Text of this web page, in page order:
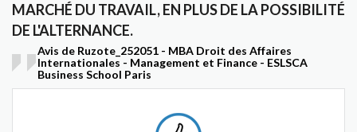
MARCHÉ DU TRAVAIL, EN PLUS DE LA POSSIBILITÉ
DE L'ALTERNANCE.
Avis de Ruzote_252051 - MBA Droit des Affaires
Internationales - Management et Finance - ESLSCA
Business School Paris